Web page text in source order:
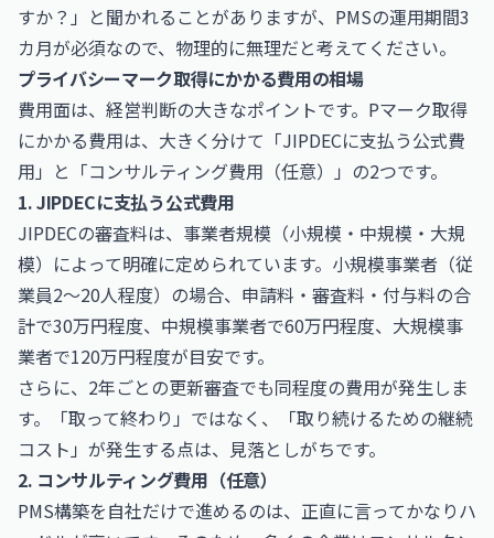
すか？」と聞かれることがありますが、PMSの運用期間3
カ月が必須なので、物理的に無理だと考えてください。
プライバシーマーク取得にかかる費用の相場
費用面は、経営判断の大きなポイントです。Pマーク取得
にかかる費用は、大きく分けて「JIPDECに支払う公式費
用」と「コンサルティング費用（任意）」の2つです。
1. JIPDECに支払う公式費用
JIPDECの審査料は、事業者規模（小規模・中規模・大規
模）によって明確に定められています。小規模事業者（従
業員2〜20人程度）の場合、申請料・審査料・付与料の合
計で30万円程度、中規模事業者で60万円程度、大規模事
業者で120万円程度が目安です。
さらに、2年ごとの更新審査でも同程度の費用が発生しま
す。「取って終わり」ではなく、「取り続けるための継続
コスト」が発生する点は、見落としがちです。
2. コンサルティング費用（任意）
PMS構築を自社だけで進めるのは、正直に言ってかなりハ